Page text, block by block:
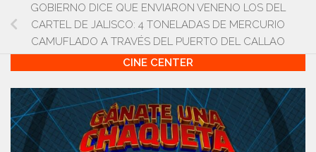
GOBIERNO DICE QUE ENVIARON VENENO LOS DEL
CARTEL DE JALISCO: 4 TONELADAS DE MERCURIO
CAMUFLADO A TRAVÉS DEL PUERTO DEL CALLAO
CINE CENTER